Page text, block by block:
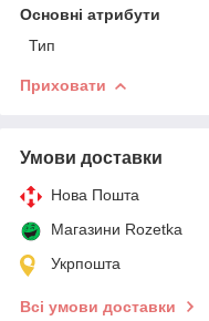
Основні атрибути
Тип
Приховати
Умови доставки
Нова Пошта
Магазини Rozetka
Укрпошта
Всі умови доставки